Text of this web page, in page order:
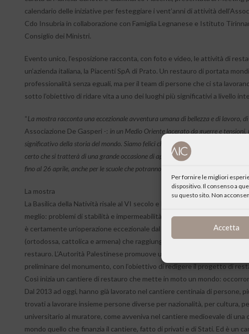
Per fornire le migliori
dispositivo. Il consenso a
su questo sito. Non
Accetta
calendario delle iniziative per festeggiare i vent’anni di attività
Cdo Insubria in collaborazione con Famiglia Legnanese e Istituto
Consiglio dei Ministri.
Evento unico, l’esposizione racconta, con foto e video, le attività di
un’azienda italiana, la Piacenti SpA di Prato. Un restauro di portata
professionalità senza eguali, ma per il team di persone che ci sta
sotto l’obiettivo di ridare vita a uno dei luoghi più significativi a livello
“La mostra racconta una eccezionale avventura umana di bellezza e di lavoro,
Associazione De Gasperi -: in un Medio Oriente lacerato da guerre e
significativo della storia del mondo. Siamo felici che anche a Legnano si potrà
certo che si tratterà di una grande occasione di approfondimento culturale e
fino al 26 aprile, anche per le scuole che potranno far fare un interessante
La mostra
La Basilica della Natività risale al VI secolo e ha superato secoli di storia,
meglio: problemi di stabilità e impermeabilità del tetto, danni ai
è certamente un’operazione eccezionale dal punto di vista storico,
(ortodossa, cattolica e armena) che raggiungono un accordo epocale
restauro. L’Autorità Palestinese promuove un bando internazionale
preliminare del monumento, con l’obiettivo di redigere il progetto di
Così inizia un cantiere di restauro che mette in moto un mondo:
Dal 2013 ad oggi, hanno già lavorato nel cantiere centinaia di persone,
trovati a lavorare insieme persone diverse per nazionalità, per cultura,
universitario al muratore, come avveniva nel cantiere medioevale di
mondo quello che finanzia il cantiere, fatto di privati e di Stati. Ed è un